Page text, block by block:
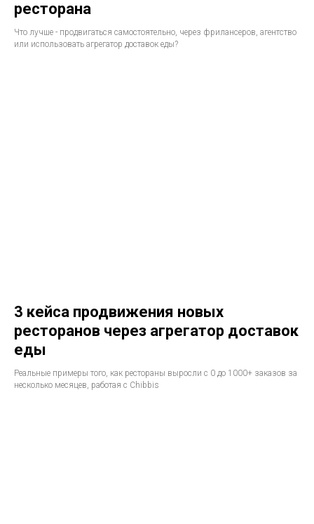
ресторана
Что лучше - продвигаться самостоятельно, через фрилансеров, агентство
или использовать агрегатор доставок еды?
3 кейса продвижения новых
ресторанов через агрегатор доставок
еды
Реальные примеры того, как рестораны выросли с 0 до 1000+ заказов за
несколько месяцев, работая с Chibbis